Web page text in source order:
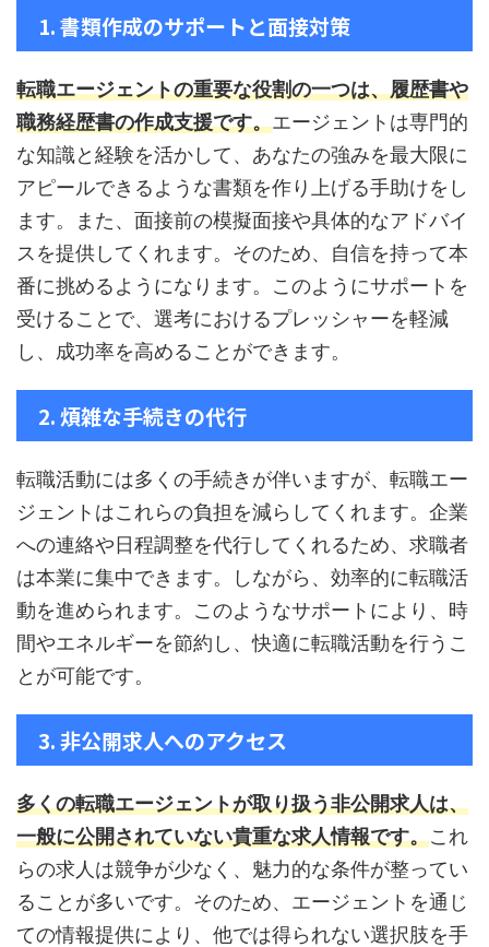
1. 書類作成のサポートと面接対策
転職エージェントの重要な役割の一つは、履歴書や
職務経歴書の作成支援です。エージェントは専門的
な知識と経験を活かして、あなたの強みを最大限に
アピールできるような書類を作り上げる手助けをし
ます。また、面接前の模擬面接や具体的なアドバイ
スを提供してくれます。そのため、自信を持って本
番に挑めるようになります。このようにサポートを
受けることで、選考におけるプレッシャーを軽減
し、成功率を高めることができます。
2. 煩雑な手続きの代行
転職活動には多くの手続きが伴いますが、転職エー
ジェントはこれらの負担を減らしてくれます。企業
への連絡や日程調整を代行してくれるため、求職者
は本業に集中できます。しながら、効率的に転職活
動を進められます。このようなサポートにより、時
間やエネルギーを節約し、快適に転職活動を行うこ
とが可能です。
3. 非公開求人へのアクセス
多くの転職エージェントが取り扱う非公開求人は、
一般に公開されていない貴重な求人情報です。これ
らの求人は競争が少なく、魅力的な条件が整ってい
ることが多いです。そのため、エージェントを通じ
ての情報提供により、他では得られない選択肢を手